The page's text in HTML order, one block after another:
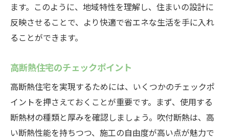
ます。このように、地域特性を理解し、住まいの設計に
反映させることで、より快適で省エネな生活を手に入れ
ることができます。
高断熱住宅のチェックポイント
高断熱住宅を実現するためには、いくつかのチェックポ
イントを押さえておくことが重要です。まず、使用する
断熱材の種類と厚みを確認しましょう。吹付断熱は、高
い断熱性能を持ちつつ、施工の自由度が高い点が魅力で